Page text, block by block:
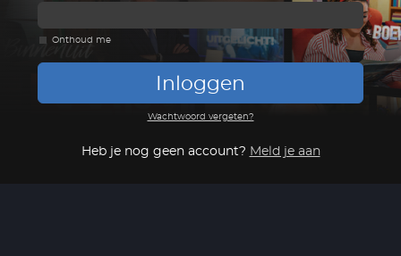
Onthoud me
Inloggen
Wachtwoord vergeten?
Heb je nog geen account? Meld je aan